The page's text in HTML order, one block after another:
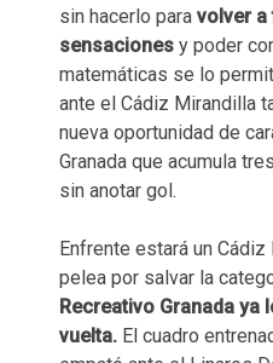
sin hacerlo para volver a
sensaciones y poder
matemáticas se lo
ante el Cádiz Mirandilla
nueva oportunidad de
Granada que acumula
sin anotar gol.
Enfrente estará un
pelea por salvar la
Recreativo Granada ya
vuelta​. El cuadro